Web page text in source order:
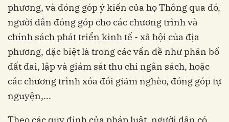
phương, và đóng góp ý kiến của họ Thông qua đó,
người dân đóng góp cho các chương trình và
chính sách phát triển kinh tế - xã hội của địa
phương, đặc biệt là trong các vấn đề như phân bổ
đất đai, lập và giám sát thu chi ngân sách, hoặc
các chương trình xóa đói giảm nghèo, đóng góp tự
nguyện,...